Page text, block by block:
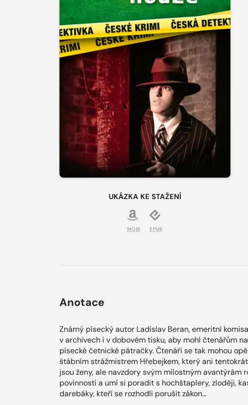
UKÁZKA KE STAŽENÍ
MOBI EPUB
Anotace
Známý písecký autor Ladislav Beran, emeritní
v archivech i v dobovém tisku, aby mohl čtenářům
písecké četnické pátračky. Čtenáři se tak mohou
štábním strážmistrem Hřebejkem, který ani
jsou ženy, ale navzdory svým milostným avantýrám
povinnosti a umí si poradit s hochštaplery, zloději,
darebáky, kteří se rozhodli porušit zákon…